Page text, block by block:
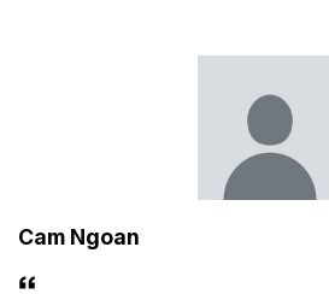
Cam Ngoan